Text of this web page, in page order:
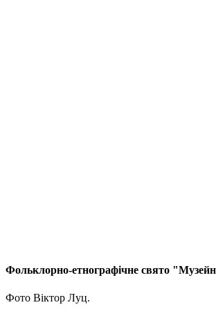
Фольклорно-етнографічне свято
Фото Віктор Луц.